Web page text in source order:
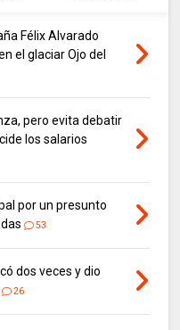
Félix Alvarado
el glaciar Ojo del
pero evita debatir
los salarios
por un presunto
53
dos veces y dio
26